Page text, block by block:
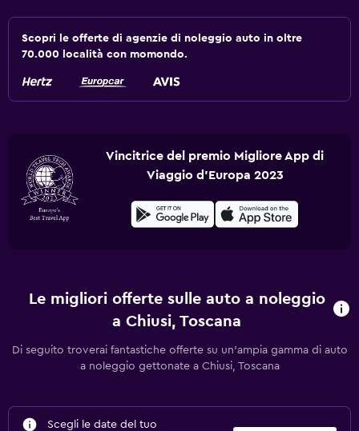
Scopri le offerte di agenzie di noleggio auto in oltre
70.000 località con momondo.
Vincitrice del premio Migliore App di
Viaggio d'Europa 2023
Le migliori offerte sulle auto a noleggio
a Chiusi, Toscana
Di seguito troverai fantastiche offerte su un'ampia gamma di auto
a noleggio gettonate a Chiusi, Toscana
Scegli le date del tuo